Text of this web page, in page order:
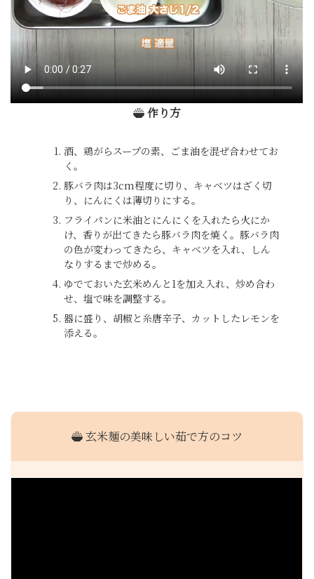
作り方
酒、鶏がらスープの素、ごま油を混ぜ合わせてお
く。
豚バラ肉は3cm程度に切り、キャベツはざく切
り、にんにくは薄切りにする。
フライパンに米油とにんにくを入れたら火にか
け、香りが出てきたら豚バラ肉を焼く。豚バラ肉
の色が変わってきたら、キャベツを入れ、しん
なりするまで炒める。
ゆでておいた玄米めんと1を加え入れ、炒め合わ
せ、塩で味を調整する。
器に盛り、胡椒と糸唐辛子、カットしたレモンを
添える。
玄米麺の美味しい茹で方のコツ